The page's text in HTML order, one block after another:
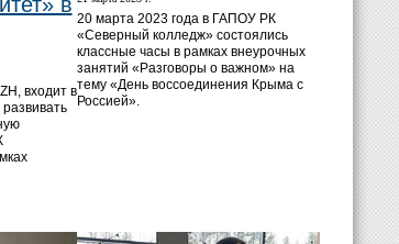
входит в
20 марта 2023 года в ГАПОУ РК
«Северный колледж» состоялись
классные часы в рамках внеурочных
занятий «Разговоры о важном» на
тему «День воссоединения Крыма с
Россией».